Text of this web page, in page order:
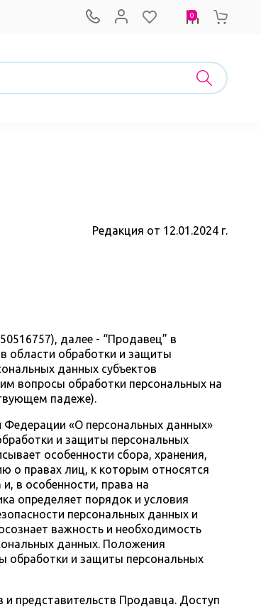
0
Редакция от 12.01.2024 г.
далее - “Продавец” в
области обработки и защиты
данных субъектов
вопросы обработки персональных на
падеже).
Федерации «О персональных данных»
и защиты персональных
особенности сбора, хранения,
о правах лиц, к которым относятся
в особенности, права на
определяет порядок и условия
персональных данных и
важность и необходимость
данных. Положения
обработки и защиты персональных
и представительств Продавца. Доступ